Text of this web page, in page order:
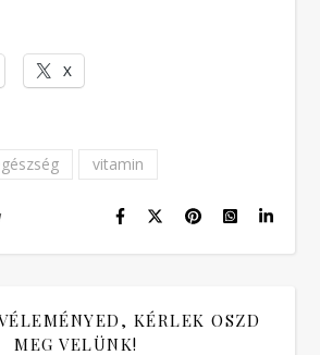
X
vitamin
KÉRLEK OSZD
MEG VELÜNK!